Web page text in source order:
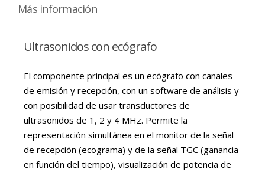
Más información
Ultrasonidos con ecógrafo
El componente principal es un ecógrafo con canales
de emisión y recepción, con un software de análisis y
con posibilidad de usar transductores de
ultrasonidos de 1, 2 y 4 MHz. Permite la
representación simultánea en el monitor de la señal
de recepción (ecograma) y de la señal TGC (ganancia
en función del tiempo), visualización de potencia de